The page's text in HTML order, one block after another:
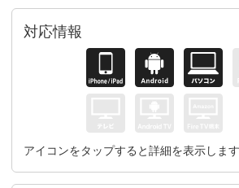
対応情報
アイコンをタップすると詳細を表示します